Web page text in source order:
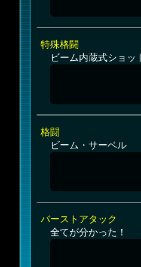
特殊格闘
ビーム内蔵式ショッ
格闘
ビーム・サーベル
バーストアタック
全てが分かった！